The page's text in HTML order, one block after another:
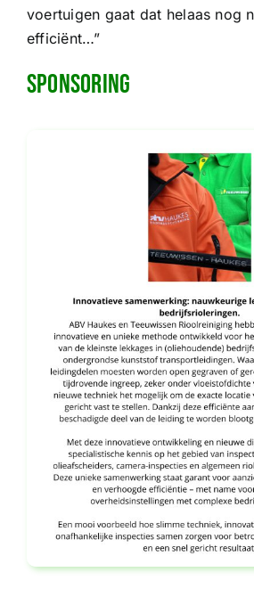
voertuigen gaat dat helaas nog
efficiënt…”
Sponsoring